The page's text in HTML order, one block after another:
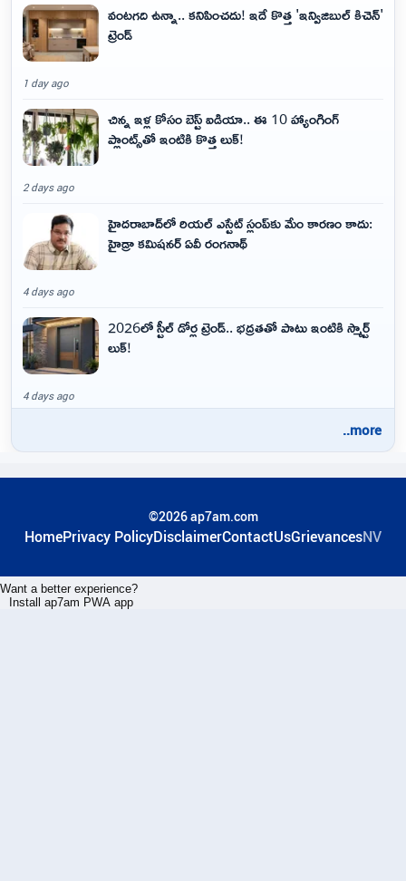
వంటగది ఉన్నా.. కనిపించదు! ఇదే కొత్త 'ఇన్విజిబుల్ కిచెన్'
ట్రెండ్
1 day ago
చిన్న ఇళ్ల కోసం బెస్ట్ ఐడియా.. ఈ 10 హ్యాంగింగ్
ప్లాంట్స్‌తో ఇంటికి కొత్త లుక్!
2 days ago
హైదరాబాద్‌లో రియల్ ఎస్టేట్ స్లంప్‌కు మేం కారణం కాదు:
హైడ్రా కమిషనర్ ఏవీ రంగనాథ్
4 days ago
2026లో స్టీల్ డోర్ల ట్రెండ్.. భద్రతతో పాటు ఇంటికి స్మార్ట్
లుక్!
4 days ago
..more
©2026 ap7am.com
HomePrivacy PolicyDisclaimerContactUsGrievancesNV
Want a better experience?
Install ap7am PWA app